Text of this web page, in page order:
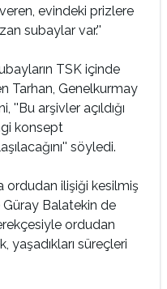
evindeki prizlere
subaylar var.''
TSK içinde
Tarhan, Genelkurmay
''Bu arşivler açıldığı
konsept
söyledi.
ordudan ilişiği kesilmiş
Balatekin de
ordudan
yaşadıkları süreçleri